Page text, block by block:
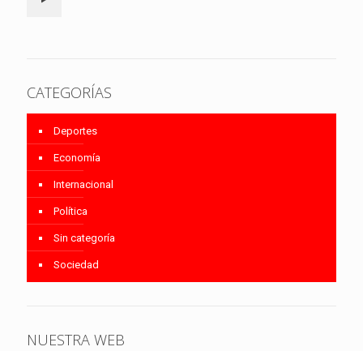
CATEGORÍAS
Deportes
Economía
Internacional
Política
Sin categoría
Sociedad
NUESTRA WEB